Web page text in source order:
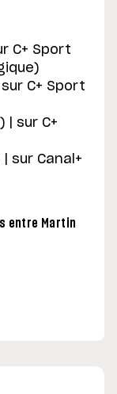
C+ Sport
C+ Sport
| sur C+
sur Canal+
entre Martin